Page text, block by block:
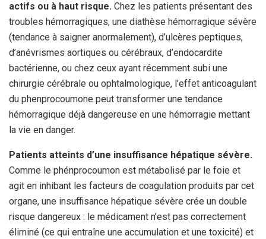
actifs ou à haut risque. Chez les patients présentant des
troubles hémorragiques, une diathèse hémorragique sévère
(tendance à saigner anormalement), d’ulcères peptiques,
d’anévrismes aortiques ou cérébraux, d’endocardite
bactérienne, ou chez ceux ayant récemment subi une
chirurgie cérébrale ou ophtalmologique, l’effet anticoagulant
du phenprocoumone peut transformer une tendance
hémorragique déjà dangereuse en une hémorragie mettant
la vie en danger.
Patients atteints d’une insuffisance hépatique sévère.
Comme le phénprocoumon est métabolisé par le foie et
agit en inhibant les facteurs de coagulation produits par cet
organe, une insuffisance hépatique sévère crée un double
risque dangereux : le médicament n’est pas correctement
éliminé (ce qui entraîne une accumulation et une toxicité) et